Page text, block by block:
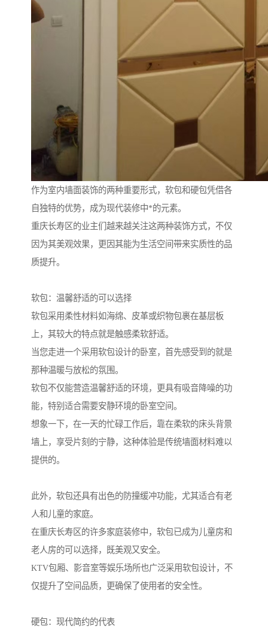
作为室内墙面装饰的两种重要形式，软包和硬包凭借各
自独特的优势，成为现代装修中*的元素。
重庆长寿区的业主们越来越关注这两种装饰方式，不仅
因为其美观效果，更因其能为生活空间带来实质性的品
质提升。
软包：温馨舒适的可以选择
软包采用柔性材料如海绵、皮革或织物包裹在基层板
上，其较大的特点就是触感柔软舒适。
当您走进一个采用软包设计的卧室，首先感受到的就是
那种温暖与放松的氛围。
软包不仅能营造温馨舒适的环境，更具有吸音降噪的功
能，特别适合需要安静环境的卧室空间。
想象一下，在一天的忙碌工作后，靠在柔软的床头背景
墙上，享受片刻的宁静，这种体验是传统墙面材料难以
提供的。
此外，软包还具有出色的防撞缓冲功能，尤其适合有老
人和儿童的家庭。
在重庆长寿区的许多家庭装修中，软包已成为儿童房和
老人房的可以选择，既美观又安全。
KTV包厢、影音室等娱乐场所也广泛采用软包设计，不
仅提升了空间品质，更确保了使用者的安全性。
硬包：现代简约的代表